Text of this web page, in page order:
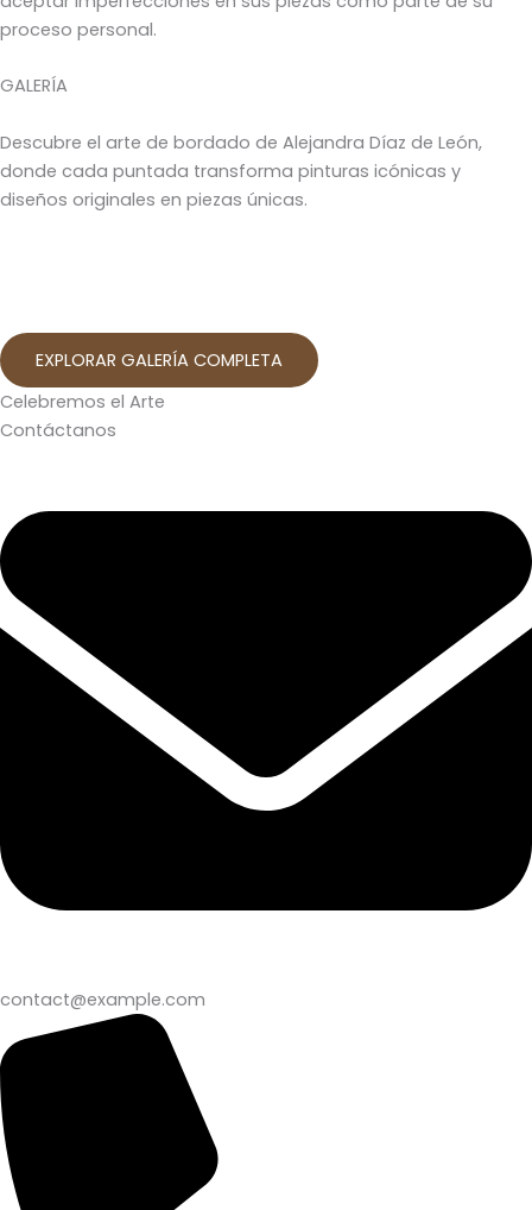
proceso personal.
GALERÍA
Descubre el arte de bordado de Alejandra Díaz de León,
donde cada puntada transforma pinturas icónicas y
diseños originales en piezas únicas.
EXPLORAR GALERÍA COMPLETA
Celebremos el Arte
Contáctanos
contact@example.com